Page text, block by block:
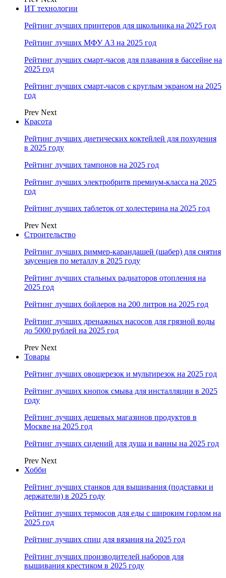
ИТ технологии
Рейтинг лучших принтеров для школьника на 2025 год
Рейтинг лучших МФУ А3 на 2025 год
Рейтинг лучших смарт-часов для плавания в бассейне на
2025 год
Рейтинг лучших смарт-часов с круглым экраном на 2025
год
Prev Next
Красота
Рейтинг лучших диетических коктейлей для похудения
в 2025 году
Рейтинг лучших тампонов на 2025 год
Рейтинг лучших электробритв премиум-класса на 2025
год
Рейтинг лучших таблеток от холестерина на 2025 год
Prev Next
Строительство
Рейтинг лучших риммер-карандашей (шабер) для снятия
заусенцев по металлу в 2025 году
Рейтинг лучших стальных радиаторов отопления на
2025 год
Рейтинг лучших бойлеров на 200 литров на 2025 год
Рейтинг лучших дренажных насосов для грязной воды
до 5000 рублей на 2025 год
Prev Next
Товары
Рейтинг лучших овощерезок и мультирезок на 2025 год
Рейтинг лучших кнопок смыва для инсталляции в 2025
году
Рейтинг лучших дешевых магазинов продуктов в
Москве на 2025 год
Рейтинг лучших сидений для душа и ванны на 2025 год
Prev Next
Хобби
Рейтинг лучших станков для вышивания (подставки и
держатели) в 2025 году
Рейтинг лучших термосов для еды с широким горлом на
2025 год
Рейтинг лучших спиц для вязания на 2025 год
Рейтинг лучших производителей наборов для
вышивания крестиком в 2025 году